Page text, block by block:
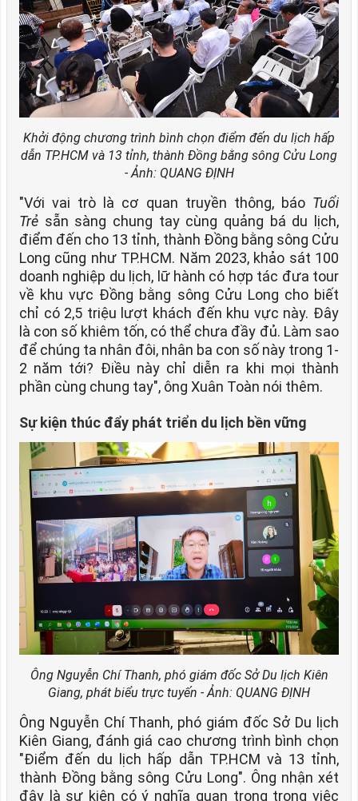
Khởi động chương trình bình chọn điểm đến du lịch hấp
dẫn TP.HCM và 13 tỉnh, thành Đồng bằng sông Cửu Long
- Ảnh: QUANG ĐỊNH
"Với vai trò là cơ quan truyền thông, báo Tuổi
Trẻ sẵn sàng chung tay cùng quảng bá du lịch,
điểm đến cho 13 tỉnh, thành Đồng bằng sông Cửu
Long cũng như TP.HCM. Năm 2023, khảo sát 100
doanh nghiệp du lịch, lữ hành có hợp tác đưa tour
về khu vực Đồng bằng sông Cửu Long cho biết
chỉ có 2,5 triệu lượt khách đến khu vực này. Đây
là con số khiêm tốn, có thể chưa đầy đủ. Làm sao
để chúng ta nhân đôi, nhân ba con số này trong 1-
2 năm tới? Điều này chỉ diễn ra khi mọi thành
phần cùng chung tay", ông Xuân Toàn nói thêm.
Sự kiện thúc đẩy phát triển du lịch bền vững
Ông Nguyễn Chí Thanh, phó giám đốc Sở Du lịch Kiên
Giang, phát biểu trực tuyến - Ảnh: QUANG ĐỊNH
Ông Nguyễn Chí Thanh, phó giám đốc Sở Du lịch
Kiên Giang, đánh giá cao chương trình bình chọn
"Điểm đến du lịch hấp dẫn TP.HCM và 13 tỉnh,
thành Đồng bằng sông Cửu Long". Ông nhận xét
đây là sự kiện có ý nghĩa quan trọng trong việc